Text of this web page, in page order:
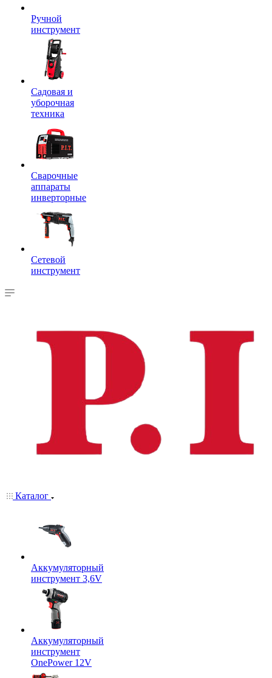
Ручной
инструмент
Садовая и
уборочная
техника
Сварочные
аппараты
инверторные
Сетевой
инструмент
Каталог
Аккумуляторный
инструмент 3,6V
Аккумуляторный
инструмент
OnePower 12V